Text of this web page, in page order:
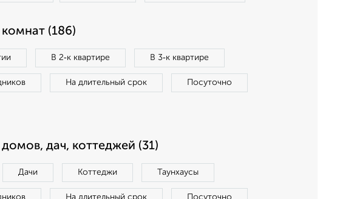
(186)
В 2‑к квартире В 3‑к квартире
На длительный срок Посуточно
дач, коттеджей (31)
Дачи Коттеджи Таунхаусы
На длительный срок Посуточно